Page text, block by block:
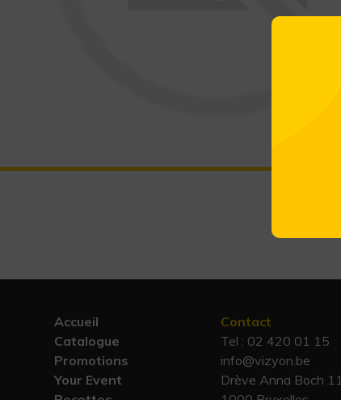
Accueil
Catalogue
Promotions
Your Event
Contact
Tel : 02 420 01 15
info@vizyon.be
Drève Anna Boch 11